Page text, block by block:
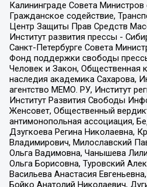
Калининграде Совета Министров
Гражданское содействие,
Центр Защиты Прав Средств
Институт развития прессы -
Санкт-Петербурге Совета
Фонд поддержки свободы
Человек и Закон, Общественная
наследия академика Сахарова,
агентство МЕМО. РУ, Институт
Институт Развития Свободы
Женсовет, Общественный
антимонопольная ассоциация,
Дзугкоева Регина Николаевна,
Владимирович, Милославский
Ольга Вадимовна, Чанышева
Ольга Борисовна, Туровский
Васильева Анастасия